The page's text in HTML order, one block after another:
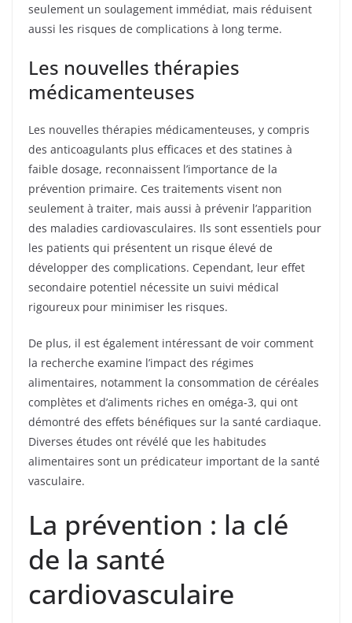
seulement un soulagement immédiat, mais réduisent
aussi les risques de complications à long terme.
Les nouvelles thérapies
médicamenteuses
Les nouvelles thérapies médicamenteuses, y compris
des anticoagulants plus efficaces et des statines à
faible dosage, reconnaissent l’importance de la
prévention primaire. Ces traitements visent non
seulement à traiter, mais aussi à prévenir l’apparition
des maladies cardiovasculaires. Ils sont essentiels pour
les patients qui présentent un risque élevé de
développer des complications. Cependant, leur effet
secondaire potentiel nécessite un suivi médical
rigoureux pour minimiser les risques.
De plus, il est également intéressant de voir comment
la recherche examine l’impact des régimes
alimentaires, notamment la consommation de céréales
complètes et d’aliments riches en oméga-3, qui ont
démontré des effets bénéfiques sur la santé cardiaque.
Diverses études ont révélé que les habitudes
alimentaires sont un prédicateur important de la santé
vasculaire.
La prévention : la clé
de la santé
cardiovasculaire